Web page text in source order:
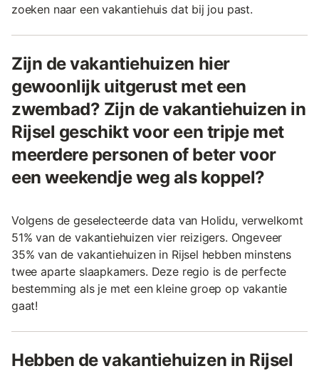
zoeken naar een vakantiehuis dat bij jou past.
Zijn de vakantiehuizen hier
gewoonlijk uitgerust met een
zwembad? Zijn de vakantiehuizen in
Rijsel geschikt voor een tripje met
meerdere personen of beter voor
een weekendje weg als koppel?
Volgens de geselecteerde data van Holidu, verwelkomt
51% van de vakantiehuizen vier reizigers. Ongeveer
35% van de vakantiehuizen in Rijsel hebben minstens
twee aparte slaapkamers. Deze regio is de perfecte
bestemming als je met een kleine groep op vakantie
gaat!
Hebben de vakantiehuizen in Rijsel